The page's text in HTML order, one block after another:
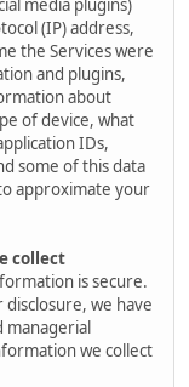
media plugins)
(IP) address,
the Services were
and plugins,
about
of device, what
IDs,
some of this data
approximate your
collect
is secure.
we have
managerial
we collect